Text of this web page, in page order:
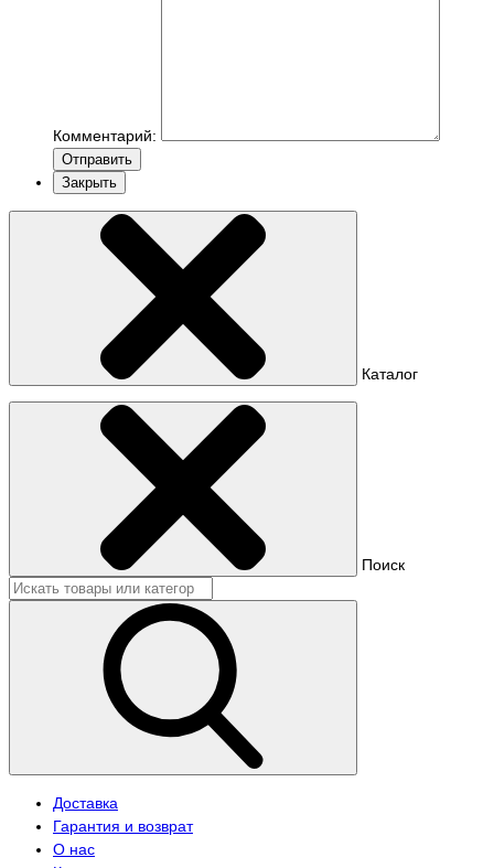
Комментарий:
Отправить
Закрыть
Каталог
Поиск
Доставка
Гарантия и возврат
О нас